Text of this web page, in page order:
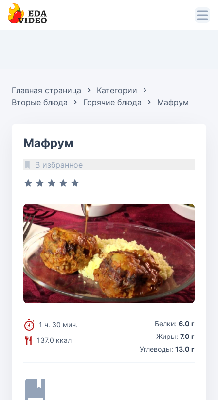
Главная страница
Категории
Вторые блюда
Горячие блюда Мафрум
Мафрум
В избранное
1 ч. 30 мин.
137.0 ккал
Белки: 6.0 г
Жиры: 7.0 г
Углеводы: 13.0 г